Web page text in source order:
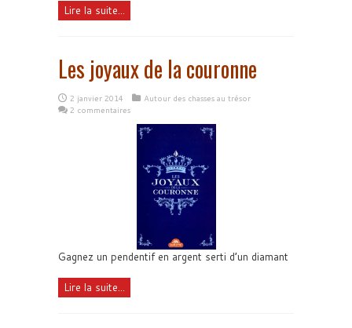
Lire la suite...
Les joyaux de la couronne
2 janvier 2014
Autour des chasses au trésor
2 commentaires
Gagnez un pendentif en argent serti d’un diamant
Lire la suite...